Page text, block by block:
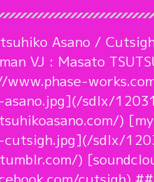
Asano /
VJ : Masato
sdlx/
)
sdlx/
)